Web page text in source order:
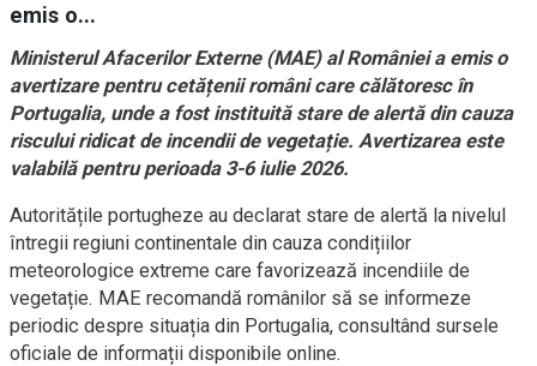
emis o...
Ministerul Afacerilor Externe (MAE) al României a emis o
avertizare pentru cetățenii români care călătoresc în
Portugalia, unde a fost instituită stare de alertă din cauza
riscului ridicat de incendii de vegetație. Avertizarea este
valabilă pentru perioada 3-6 iulie 2026.
Autoritățile portugheze au declarat stare de alertă la nivelul
întregii regiuni continentale din cauza condițiilor
meteorologice extreme care favorizează incendiile de
vegetație. MAE recomandă românilor să se informeze
periodic despre situația din Portugalia, consultând sursele
oficiale de informații disponibile online.